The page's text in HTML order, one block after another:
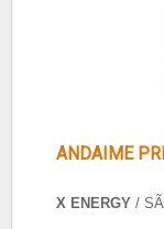
ANDAIME
X ENERGY /